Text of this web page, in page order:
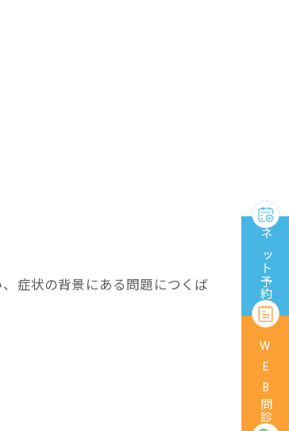
症状の背景にある問題につくば
ネット予約
WEB問診